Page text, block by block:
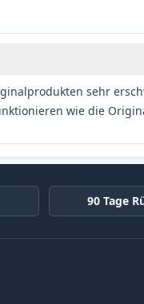
sehr
wie die
90 Tage